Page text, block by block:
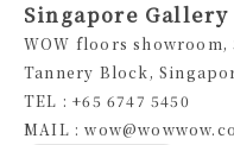
Singapore
WOW floors showroom,
Tannery Block,
TEL : +65 6747 5450
MAIL :